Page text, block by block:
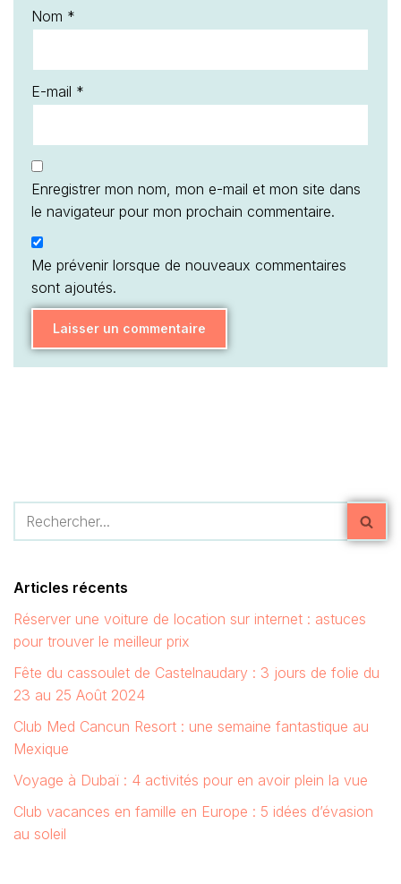
Nom *
E-mail *
Enregistrer mon nom, mon e-mail et mon site dans
le navigateur pour mon prochain commentaire.
Me prévenir lorsque de nouveaux commentaires
sont ajoutés.
Articles récents
Réserver une voiture de location sur internet : astuces
pour trouver le meilleur prix
Fête du cassoulet de Castelnaudary : 3 jours de folie du
23 au 25 Août 2024
Club Med Cancun Resort : une semaine fantastique au
Mexique
Voyage à Dubaï : 4 activités pour en avoir plein la vue
Club vacances en famille en Europe : 5 idées d’évasion
au soleil